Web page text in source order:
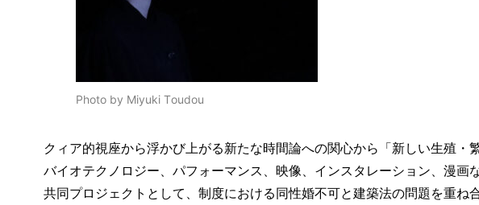
Photo by Miyuki Toudou
クィア的視座から浮かび上がる新たな時間論への関心から「新しい生殖・
バイオテクノロジー、パフォーマンス、映像、インスタレーション、漫画
共同プロジェクトとして、制度における同性婚不可と建築法の問題を重ね